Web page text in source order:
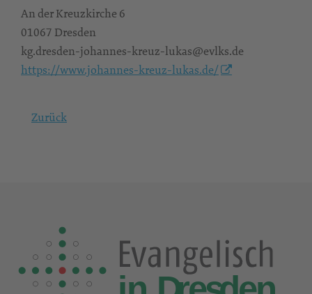
An der Kreuzkirche 6
01067 Dresden
kg.dresden-johannes-kreuz-lukas@evlks.de
https://www.johannes-kreuz-lukas.de/
Zurück